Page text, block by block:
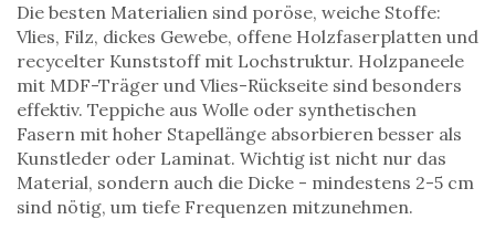
Die besten Materialien sind poröse, weiche Stoffe:
Vlies, Filz, dickes Gewebe, offene Holzfaserplatten und
recycelter Kunststoff mit Lochstruktur. Holzpaneele
mit MDF-Träger und Vlies-Rückseite sind besonders
effektiv. Teppiche aus Wolle oder synthetischen
Fasern mit hoher Stapellänge absorbieren besser als
Kunstleder oder Laminat. Wichtig ist nicht nur das
Material, sondern auch die Dicke - mindestens 2-5 cm
sind nötig, um tiefe Frequenzen mitzunehmen.